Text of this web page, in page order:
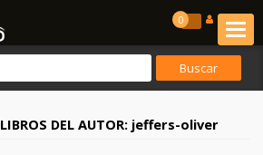
0
LIBROS DEL AUTOR: jeffers-oliver